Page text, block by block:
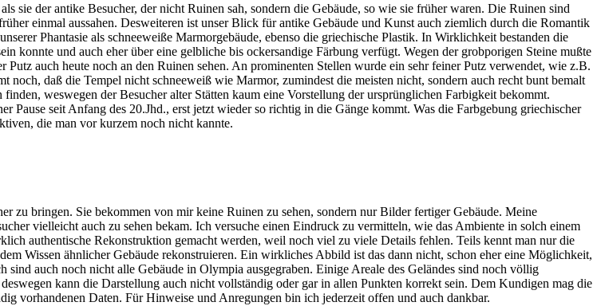
sie der antike Besucher, der nicht Ruinen sah, sondern die Gebäude, so wie sie früher waren. Die Ruinen sind
einmal aussahen. Desweiteren ist unser Blick für antike Gebäude und Kunst auch ziemlich durch die Romantik
Phantasie als schneeweiße Marmorgebäude, ebenso die griechische Plastik. In Wirklichkeit bestanden die
konnte und auch eher über eine gelbliche bis ockersandige Färbung verfügt. Wegen der grobporigen Steine mußte
auch heute noch an den Ruinen sehen. An prominenten Stellen wurde ein sehr feiner Putz verwendet, wie z.B.
daß die Tempel nicht schneeweiß wie Marmor, zumindest die meisten nicht, sondern auch recht bunt bemalt
weswegen der Besucher alter Stätten kaum eine Vorstellung der ursprünglichen Farbigkeit bekommt.
Pause seit Anfang des 20.Jhd., erst jetzt wieder so richtig in die Gänge kommt. Was die Farbgebung griechischer
die man vor kurzem noch nicht kannte.
zu bringen. Sie bekommen von mir keine Ruinen zu sehen, sondern nur Bilder fertiger Gebäude. Meine
vielleicht auch zu sehen bekam. Ich versuche einen Eindruck zu vermitteln, wie das Ambiente in solch einem
authentische Rekonstruktion gemacht werden, weil noch viel zu viele Details fehlen. Teils kennt man nur die
Wissen ähnlicher Gebäude rekonstruieren. Ein wirkliches Abbild ist das dann nicht, schon eher eine Möglichkeit,
auch noch nicht alle Gebäude in Olympia ausgegraben. Einige Areale des Geländes sind noch völlig
kann die Darstellung auch nicht vollständig oder gar in allen Punkten korrekt sein. Dem Kundigen mag die
vorhandenen Daten. Für Hinweise und Anregungen bin ich jederzeit offen und auch dankbar.